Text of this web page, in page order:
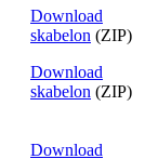
Download
skabelon (ZIP)
Download
skabelon (ZIP)
Download